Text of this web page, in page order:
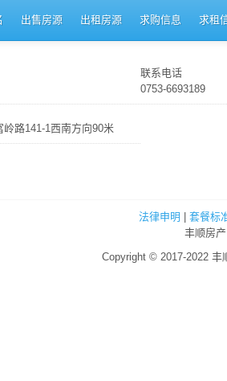
出售房源 出租房源 求购信息 求租
路141-1西南方向90米
联系电话
0753-6693189
法律申明
套餐标
丰顺房
Copyright © 2017-2022 丰